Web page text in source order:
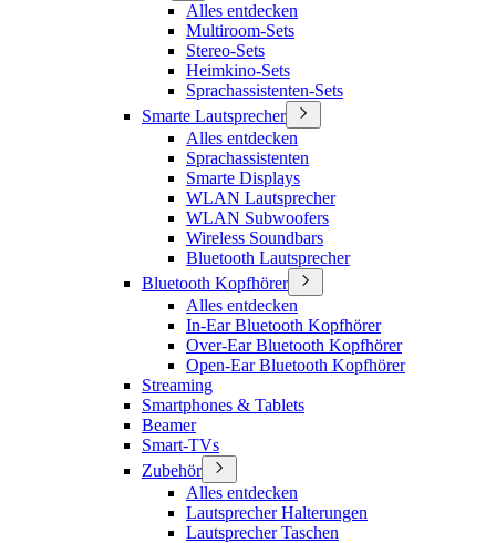
Alles entdecken
Multiroom-Sets
Stereo-Sets
Heimkino-Sets
Sprachassistenten-Sets
Smarte Lautsprecher
Alles entdecken
Sprachassistenten
Smarte Displays
WLAN Lautsprecher
WLAN Subwoofers
Wireless Soundbars
Bluetooth Lautsprecher
Bluetooth Kopfhörer
Alles entdecken
In-Ear Bluetooth Kopfhörer
Over-Ear Bluetooth Kopfhörer
Open-Ear Bluetooth Kopfhörer
Streaming
Smartphones & Tablets
Beamer
Smart-TVs
Zubehör
Alles entdecken
Lautsprecher Halterungen
Lautsprecher Taschen